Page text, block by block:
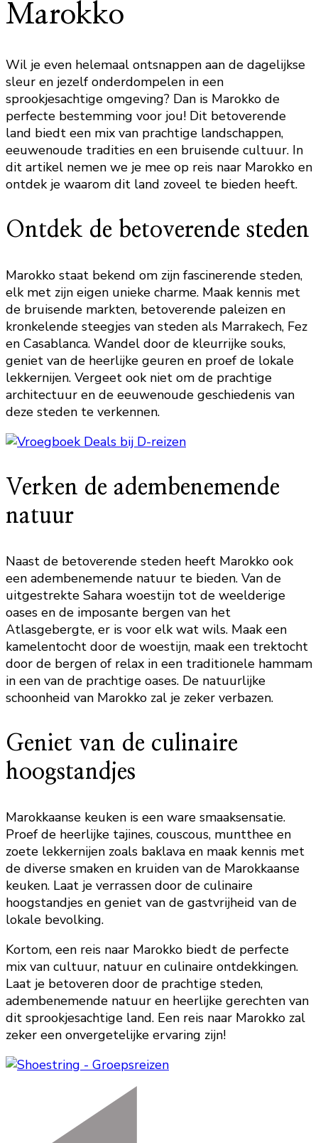
Marokko
Wil je even helemaal ontsnappen aan de dagelijkse
sleur en jezelf onderdompelen in een
sprookjesachtige omgeving? Dan is Marokko de
perfecte bestemming voor jou! Dit betoverende
land biedt een mix van prachtige landschappen,
eeuwenoude tradities en een bruisende cultuur. In
dit artikel nemen we je mee op reis naar Marokko en
ontdek je waarom dit land zoveel te bieden heeft.
Ontdek de betoverende steden
Marokko staat bekend om zijn fascinerende steden,
elk met zijn eigen unieke charme. Maak kennis met
de bruisende markten, betoverende paleizen en
kronkelende steegjes van steden als Marrakech, Fez
en Casablanca. Wandel door de kleurrijke souks,
geniet van de heerlijke geuren en proef de lokale
lekkernijen. Vergeet ook niet om de prachtige
architectuur en de eeuwenoude geschiedenis van
deze steden te verkennen.
Verken de adembenemende
natuur
Naast de betoverende steden heeft Marokko ook
een adembenemende natuur te bieden. Van de
uitgestrekte Sahara woestijn tot de weelderige
oases en de imposante bergen van het
Atlasgebergte, er is voor elk wat wils. Maak een
kamelentocht door de woestijn, maak een trektocht
door de bergen of relax in een traditionele hammam
in een van de prachtige oases. De natuurlijke
schoonheid van Marokko zal je zeker verbazen.
Geniet van de culinaire
hoogstandjes
Marokkaanse keuken is een ware smaaksensatie.
Proef de heerlijke tajines, couscous, muntthee en
zoete lekkernijen zoals baklava en maak kennis met
de diverse smaken en kruiden van de Marokkaanse
keuken. Laat je verrassen door de culinaire
hoogstandjes en geniet van de gastvrijheid van de
lokale bevolking.
Kortom, een reis naar Marokko biedt de perfecte
mix van cultuur, natuur en culinaire ontdekkingen.
Laat je betoveren door de prachtige steden,
adembenemende natuur en heerlijke gerechten van
dit sprookjesachtige land. Een reis naar Marokko zal
zeker een onvergetelijke ervaring zijn!